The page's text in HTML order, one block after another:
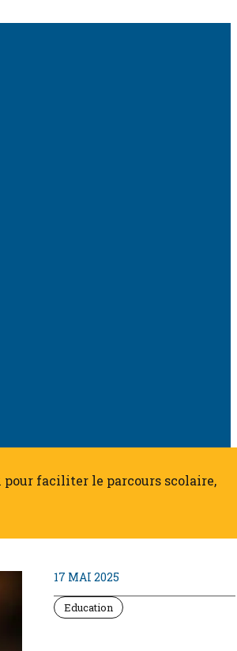
faciliter le parcours scolaire,
17 MAI 2025
Education